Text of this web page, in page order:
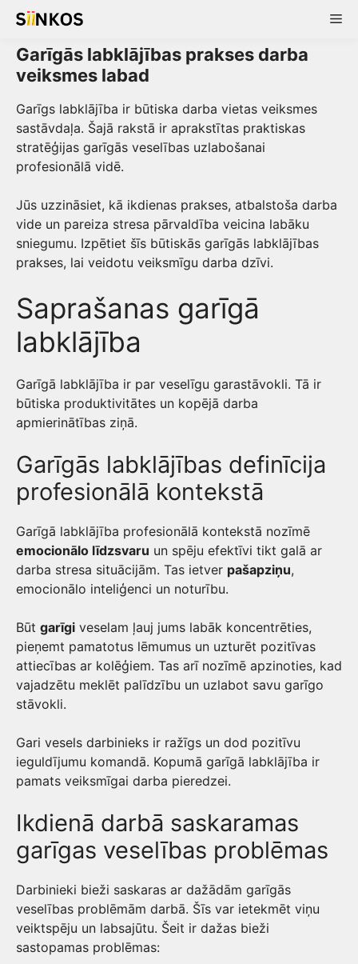
Skip
content
Garīgās labklājības prakses darba
veiksmes labad
Garīgs labklājība ir būtiska darba vietas veiksmes
sastāvdaļa. Šajā rakstā ir aprakstītas praktiskas
stratēģijas garīgās veselības uzlabošanai
profesionālā vidē.
Jūs uzzināsiet, kā ikdienas prakses, atbalstoša darba
vide un pareiza stresa pārvaldība veicina labāku
sniegumu. Izpētiet šīs būtiskās garīgās labklājības
prakses, lai veidotu veiksmīgu darba dzīvi.
Saprašanas garīgā
labklājība
Garīgā labklājība ir par veselīgu garastāvokli. Tā ir
būtiska produktivitātes un kopējā darba
apmierinātības ziņā.
Garīgās labklājības definīcija
profesionālā kontekstā
Garīgā labklājība profesionālā kontekstā nozīmē
emocionālo līdzsvaru un spēju efektīvi tikt galā ar
darba stresa situācijām. Tas ietver pašapziņu,
emocionālo inteliģenci un noturību.
Būt garīgi veselam ļauj jums labāk koncentrēties,
pieņemt pamatotus lēmumus un uzturēt pozitīvas
attiecības ar kolēģiem. Tas arī nozīmē apzinoties, kad
vajadzētu meklēt palīdzību un uzlabot savu garīgo
stāvokli.
Gari vesels darbinieks ir ražīgs un dod pozitīvu
ieguldījumu komandā. Kopumā garīgā labklājība ir
pamats veiksmīgai darba pieredzei.
Ikdienā darbā saskaramas
garīgas veselības problēmas
Darbinieki bieži saskaras ar dažādām garīgās
veselības problēmām darbā. Šīs var ietekmēt viņu
veiktspēju un labsajūtu. Šeit ir dažas bieži
sastopamas problēmas: